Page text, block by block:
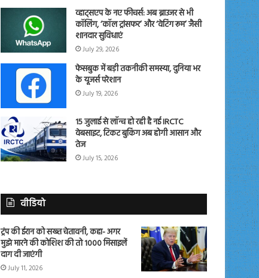
व्हाट्सएप के नए फीचर्स: अब ब्राउजर से भी
कॉलिंग, ‘कॉल ट्रांसफर’ और ‘वेटिंग रूम’ जैसी
शानदार सुविधाएं
July 29, 2026
फेसबुक में बड़ी तकनीकी समस्या, दुनिया भर
के यूजर्स परेशान
July 19, 2026
15 जुलाई से लॉन्च हो रही है नई IRCTC
वेबसाइट, टिकट बुकिंग अब होगी आसान और
तेज
July 15, 2026
वीडियो
ट्रंप की ईरान को सख्त चेतावनी, कहा- अगर
मुझे मारने की कोशिश की तो 1000 मिसाइलें
दाग दी जाएंगी
July 11, 2026